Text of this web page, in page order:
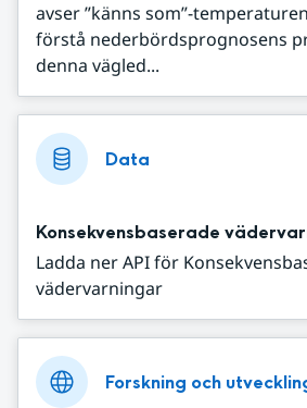
avser ”känns som”-
förstå nederbördsprognosens
denna vägled...
Data
Konsekvensbaserade
Ladda ner API för
vädervarningar
Forskning och